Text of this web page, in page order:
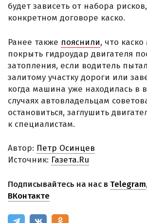
будет зависеть от набора
конкретном договоре каско.
Ранее также пояснили, что
покрыть гидроудар двигателя
затопления, если водитель
залитому участку дороги или
когда машина уже находилась в
случаях автовладельцам
остановиться, заглушить
к специалистам.
Автор: Петр Осинцев
Источник: Газета.Ru
Подписывайтесь на нас в Telegram
ВКонтакте